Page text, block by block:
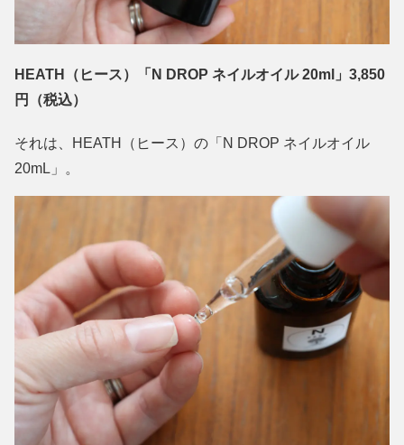
HEATH（ヒース）「N DROP ネイルオイル 20ml」3,850
円（税込）
それは、HEATH（ヒース）の「N DROP ネイルオイル
20mL」。